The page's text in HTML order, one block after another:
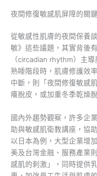
夜間修復敏感肌屏障的關
從敏感性肌膚的夜間保養
敏》這些議題，其實背後
（circadian rhythm）主
熟睡階段時，肌膚修護效
中斷，則「夜間修復敏感
癢脫皮，或加重冬季乾燥
國內外趨勢觀察，許多企
助與敏感肌衛教講座，協
以日本為例，大型企業增
美及台灣金融、服務產業
感肌的刺激」，同時提供